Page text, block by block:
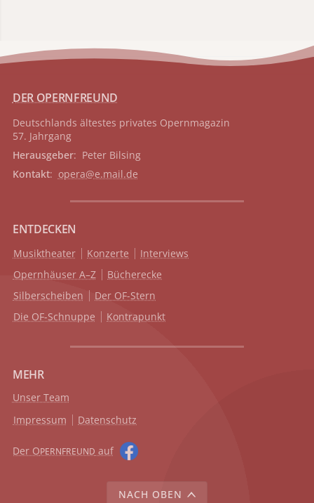
DER OPERNFREUND
Deutschlands ältestes privates Opernmagazin
57. Jahrgang
Herausgeber: Peter Bilsing
Kontakt: opera@e.mail.de
ENTDECKEN
Musiktheater Konzerte
Interviews
Opernhäuser A–Z
Bücherecke
Silberscheiben
Der OF-Stern
Die OF-Schnuppe
Kontrapunkt
MEHR
Unser Team
Impressum
Datenschutz
Der OPERNFREUND auf
NACH OBEN